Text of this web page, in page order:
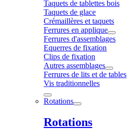
Taquets de tablettes bois
Taquets de glace
Crémaillères et taquets
Ferrures en applique
Ferrures d'assemblages
Equerres de fixation
Clips de fixation
Autres assemblages
Ferrures de lits et de tables
Vis traditionnelles
Rotations
Rotations